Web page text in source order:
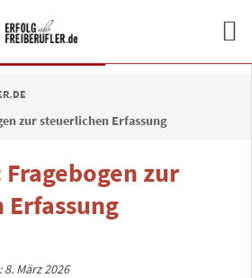
zur steuerlichen Erfassung
zur
März 2026